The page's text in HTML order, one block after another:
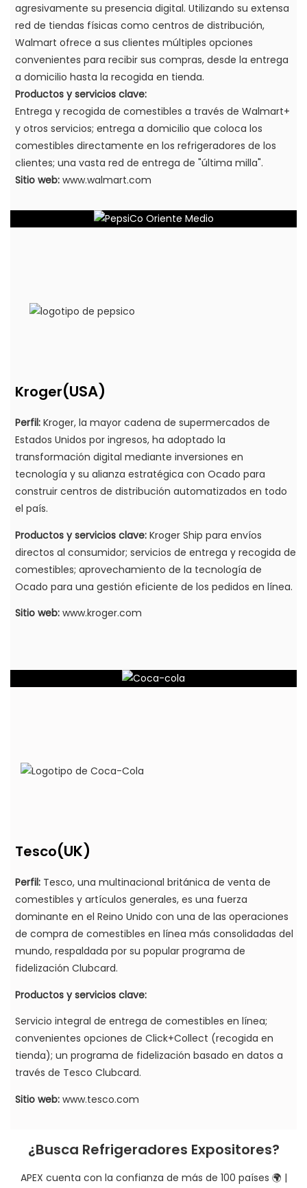
agresivamente su presencia digital. Utilizando su extensa
red de tiendas físicas como centros de distribución,
Walmart ofrece a sus clientes múltiples opciones
convenientes para recibir sus compras, desde la entrega
a domicilio hasta la recogida en tienda.
Productos y servicios clave:
Entrega y recogida de comestibles a través de Walmart+
y otros servicios; entrega a domicilio que coloca los
comestibles directamente en los refrigeradores de los
clientes; una vasta red de entrega de "última milla".
Sitio web: www.walmart.com
Kroger(USA)
Perfil:Kroger, la mayor cadena de supermercados de
Estados Unidos por ingresos, ha adoptado la
transformación digital mediante inversiones en
tecnología y su alianza estratégica con Ocado para
construir centros de distribución automatizados en todo
el país.
Productos y servicios clave:Kroger Ship para envíos
directos al consumidor; servicios de entrega y recogida de
comestibles; aprovechamiento de la tecnología de
Ocado para una gestión eficiente de los pedidos en línea.
Sitio web: www.kroger.com
Tesco(UK)
Perfil:Tesco, una multinacional británica de venta de
comestibles y artículos generales, es una fuerza
dominante en el Reino Unido con una de las operaciones
de compra de comestibles en línea más consolidadas del
mundo, respaldada por su popular programa de
fidelización Clubcard.
Productos y servicios clave:
Servicio integral de entrega de comestibles en línea;
convenientes opciones de Click+Collect (recogida en
tienda); un programa de fidelización basado en datos a
través de Tesco Clubcard.
Sitio web: www.tesco.com
¿Busca Refrigeradores Expositores?
APEX cuenta con la confianza de más de 100 países 🌍 |